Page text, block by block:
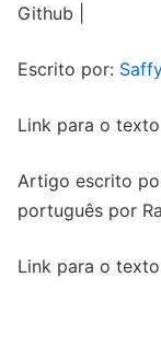
Github |
Escrito por:
Link para o
Artigo escrito
português por
Link para o